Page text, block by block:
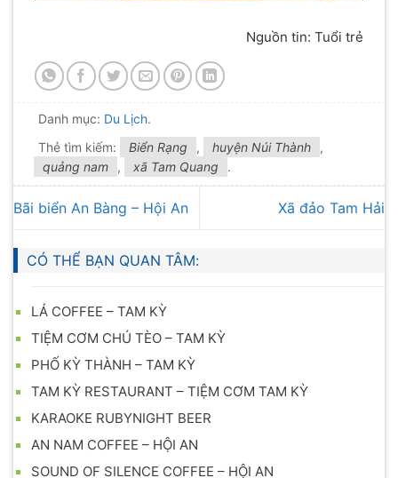
Nguồn tin: Tuổi trẻ
Danh mục: Du Lịch.
Thẻ tìm kiếm:
Biển Rạng , huyện Núi Thành
,
quảng nam
, xã Tam Quang .
Bãi biển An Bàng – Hội An Xã đảo Tam Hải
CÓ THỂ BẠN QUAN TÂM:
LÁ COFFEE – TAM KỲ
TIỆM CƠM CHÚ TÈO – TAM KỲ
PHỐ KỲ THÀNH – TAM KỲ
TAM KỲ RESTAURANT – TIỆM CƠM TAM KỲ
KARAOKE RUBYNIGHT BEER
AN NAM COFFEE – HỘI AN
SOUND OF SILENCE COFFEE – HỘI AN